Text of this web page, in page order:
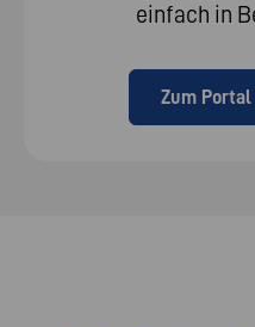
einfach in
Zum Portal